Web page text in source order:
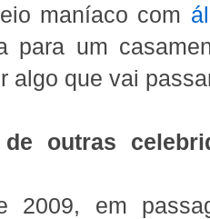
maníaco com
para um
algo que vai
outras
2009, em